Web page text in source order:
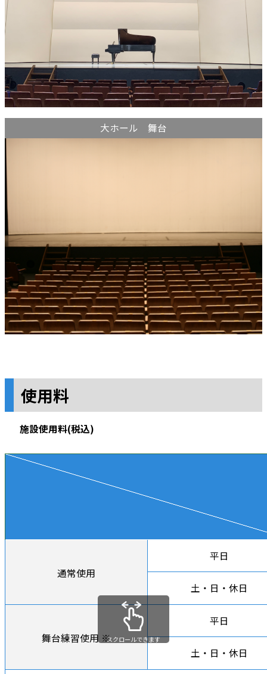
大ホール 舞台
使用料
施設使用料(税込)
通常使用
平日
土・日・休日
舞台練習使用 ※
平日
土・日・休日
スクロールできます